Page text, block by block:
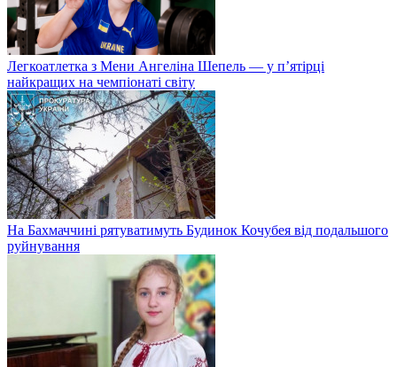
Легкоатлетка з Мени Ангеліна Шепель — у п’ятірці
найкращих на чемпіонаті світу
На Бахмаччині рятуватимуть Будинок Кочубея від подальшого
руйнування